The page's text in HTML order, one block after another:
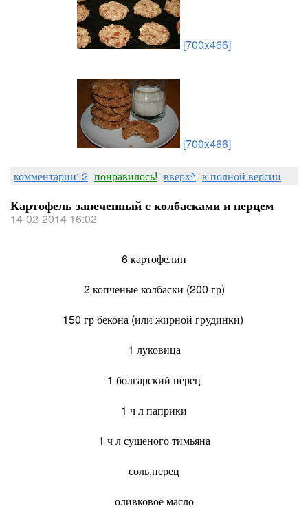
[700x466]
[700x466]
комментарии: 2 понравилось! вверх^ к полной версии
Картофель запеченный с колбасками и перцем
14-02-2014 16:02
6 картофелин
2 копченые колбаски (200 гр)
150 гр бекона (или жирной грудинки)
1 луковица
1 болгарский перец
1 ч л паприки
1 ч л сушеного тимьяна
соль,перец
оливковое масло